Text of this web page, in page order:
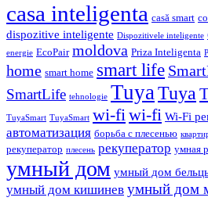
casa inteligenta casă smart
dispozitive inteligente Dispozitivele inteligente
energie EcoPair moldova Priza Inteligenta
home smart home smart life
SmartLife tehnologie TuyaTuya
TuyaSmart TuyaSmart wi-fiwi-fi Wi-Fi
автоматизация борьба с плесенью
рекуператор плесень рекуператор умная
умный дом умный дом
умный дом кишинев умный дом